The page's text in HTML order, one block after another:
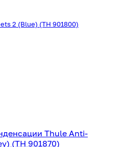
2 (Blue) (TH 901800)